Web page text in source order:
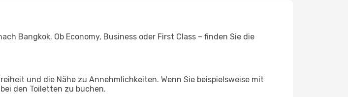
Bangkok. Ob Economy, Business oder First Class – finden Sie die
und die Nähe zu Annehmlichkeiten. Wenn Sie beispielsweise mit
den Toiletten zu buchen.